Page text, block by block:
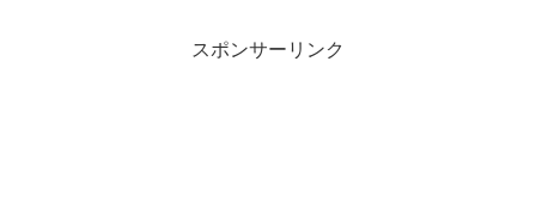
スポンサーリンク